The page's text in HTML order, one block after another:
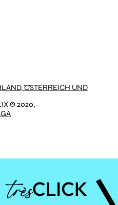
ÖSTERREICH UND
© 2020,